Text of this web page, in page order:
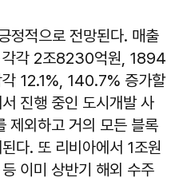
정적으로 전망된다. 매출
각각 2조8230억원, 1894
각 12.1%, 140.7% 증가할
진행 중인 도시개발 사
제외하고 거의 모든 블록
다. 또 리비아에서 1조원
이미 상반기 해외 수주